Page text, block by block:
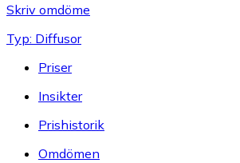
Skriv omdöme
Typ: Diffusor
Priser
Insikter
Prishistorik
Omdömen